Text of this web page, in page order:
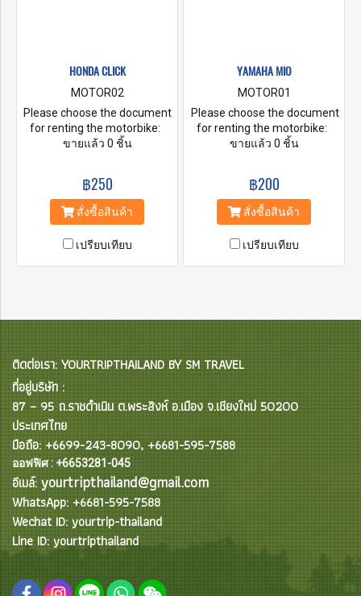
HONDA CLICK
MOTOR02
Please choose the document
for renting the motorbike:
A. Original Passport B. ID
C. ID Card + Security money
by Credit Card Baht. 5,000-
10,000 D. A Copy your
Cash Baht. 5,000-10,000 E. A
Copy your passport + Security
ขายแล้ว 0 ชิ้น
฿250
สั่งซื้อสินค้า
เปรียบเทียบ
YAMAHA MIO
MOTOR01
Please choose the document
for renting the motorbike:
A. Original Passport B. ID
C. ID Card + Security money
by Credit Card Baht. 5,000-
10,000 D. A Copy your
Cash Baht. 5,000-10,000 E. A
Copy your passport + Security
ขายแล้ว 0 ชิ้น
฿200
สั่งซื้อสินค้า
เปรียบเทียบ
ติดต่อเรา: YOURTRIPTHAILAND BY SM TRAVEL
ที่อยู่บริษัท :
87 – 95 ถ.ราชดำเนิน ต.พระสิงห์ อ.เมือง จ.เชียงใหม่ 50200
ประเทศไทย
มือถือ: +6699-243-8090, +6681-595-7588
ออฟฟิศ : +6653281-045
อีเมล์: yourtripthailand@gmail.com
WhatsApp: +6681-595-7588
Wechat ID: yourtrip-thailand
Line ID: yourtripthailand